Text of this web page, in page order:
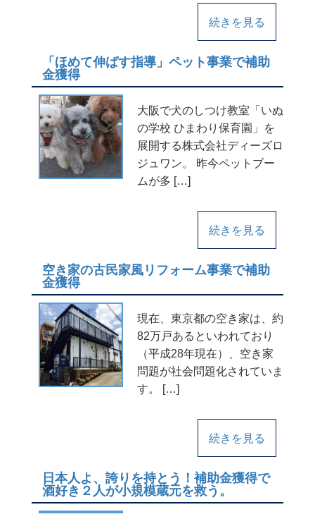
続きを見る
「ほめて伸ばす指導」ペット事業で補助
金獲得
大阪で犬のしつけ教室「いぬ
の学校 ひまわり保育園」を
展開する株式会社ディーズロ
ジュワン。 昨今ペットブー
ムが多 […]
続きを見る
空き家の古民家風リフォーム事業で補助
金獲得
現在、東京都の空き家は、約
82万戸あるといわれており
（平成28年現在）、空き家
問題が社会問題化されていま
す。 […]
続きを見る
日本人よ、誇りを持とう！補助金獲得で
酒好き２人が小規模蔵元を救う。